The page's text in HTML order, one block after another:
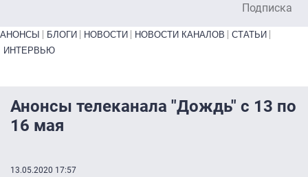
Подписка
Primary links bottom
АНОНСЫ БЛОГИ НОВОСТИ НОВОСТИ КАНАЛОВ
СТАТЬИ
ИНТЕРВЬЮ
Анонсы телеканала "Дождь" с 13 по
16 мая
13.05.2020 17:57